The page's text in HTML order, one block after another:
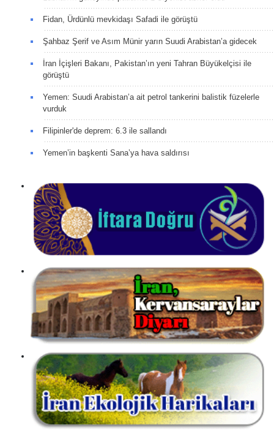
Fidan, Ürdünlü mevkidaşı Safadi ile görüştü
Şahbaz Şerif ve Asım Münir yarın Suudi Arabistan’a gidecek
İran İçişleri Bakanı, Pakistan’ın yeni Tahran Büyükelçisi ile
görüştü
Yemen: Suudi Arabistan’a ait petrol tankerini balistik füzelerle
vurduk
Filipinler'de deprem: 6.3 ile sallandı
Yemen’in başkenti Sana’ya hava saldırısı